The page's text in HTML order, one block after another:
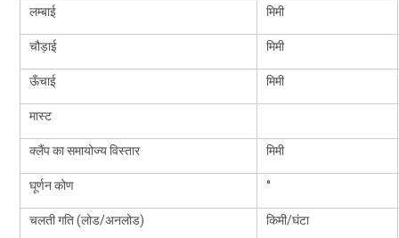
लम्बाई मिमी
चौड़ाई मिमी
ऊँचाई मिमी
मास्ट
क्लैंप का समायोज्य विस्तार मिमी
घूर्णन कोण °
चलती गति (लोड/अनलोड) किमी/घंटा